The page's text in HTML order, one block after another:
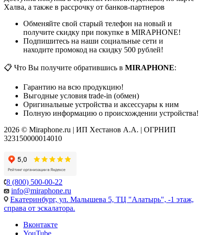
Халва, а также в рассрочку от банков-партнеров
Обменяйте свой старый телефон на новый и
получите скидку при покупке в MIRAPHONE!
Подпишитесь на наши социальные сети и
находите промокод на скидку 500 рублей!
📋 Что Вы получите обратившись в MIRAPHONE:
Гарантию на всю продукцию!
Выгодные условия trade-in (обмен)
Оригинальные устройства и аксессуары к ним
Полную информацию о происхождении устройства!
2026 © Miraphone.ru | ИП Хестанов А.А. | ОГРНИП
323150000014010
8 (800) 500-00-22
info@miraphone.ru
Екатеринбург, ул. Малышева 5, ТЦ "Алатырь", -1 этаж,
справа от эскалатора.
Вконтакте
YouTube